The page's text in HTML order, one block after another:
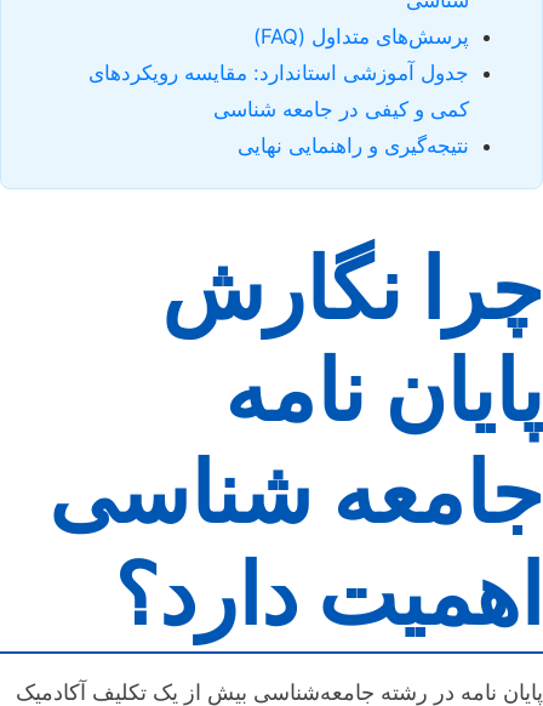
پرسش‌های متداول (FAQ)
جدول آموزشی استاندارد: مقایسه رویکردهای
کمی و کیفی در جامعه شناسی
نتیجه‌گیری و راهنمایی نهایی
چرا نگارش
پایان نامه
جامعه شناسی
اهمیت دارد؟
پایان نامه در رشته جامعه‌شناسی بیش از یک تکلیف آکادمیک